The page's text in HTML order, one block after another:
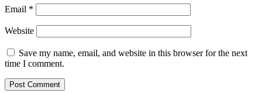
Email *
Website
Save my name, email, and website in this browser for the next
time I comment.